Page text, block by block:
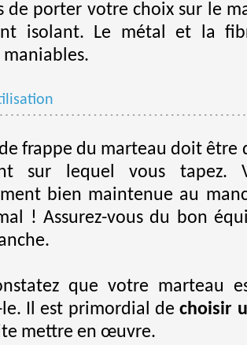
de porter votre choix sur le
isolant. Le métal et la
frappe du marteau doit
sur lequel vous
bien maintenue au
! Assurez-vous du bon
que votre marteau
le. Il est primordial dechoisir
mettre en œuvre.